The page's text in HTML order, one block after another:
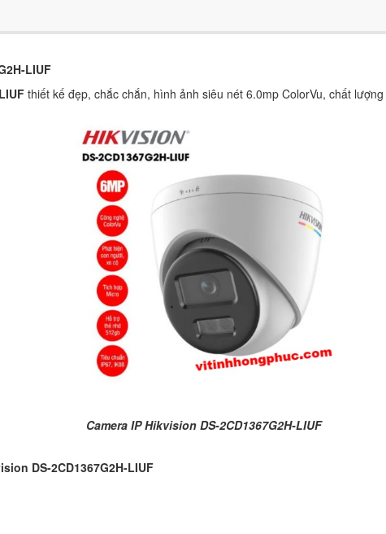
LIUF
thiết kế đẹp, chắc chắn, hình ảnh siêu nét 6.0mp ColorVu, chất
Camera IP Hikvision DS-2CD1367G2H-LIUF
DS-2CD1367G2H-LIUF